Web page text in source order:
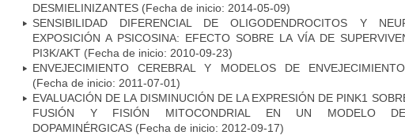
DESMIELINIZANTES (Fecha de inicio: 2014-05-09)
SENSIBILIDAD DIFERENCIAL DE OLIGODENDROCITOS Y
EXPOSICIÓN A PSICOSINA: EFECTO SOBRE LA VÍA DE
PI3K/AKT (Fecha de inicio: 2010-09-23)
ENVEJECIMIENTO CEREBRAL Y MODELOS DE
(Fecha de inicio: 2011-07-01)
EVALUACIÓN DE LA DISMINUCIÓN DE LA EXPRESIÓN DE PINK1
FUSIÓN Y FISIÓN MITOCONDRIAL EN UN MODELO DE
DOPAMINÉRGICAS (Fecha de inicio: 2012-09-17)